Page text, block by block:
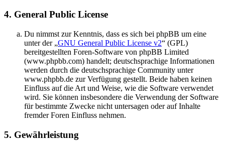
4. General Public License
Du nimmst zur Kenntnis, dass es sich bei phpBB um eine
unter der „GNU General Public License v2“ (GPL)
bereitgestellten Foren-Software von phpBB Limited
(www.phpbb.com) handelt; deutschsprachige Informationen
werden durch die deutschsprachige Community unter
www.phpbb.de zur Verfügung gestellt. Beide haben keinen
Einfluss auf die Art und Weise, wie die Software verwendet
wird. Sie können insbesondere die Verwendung der Software
für bestimmte Zwecke nicht untersagen oder auf Inhalte
fremder Foren Einfluss nehmen.
5. Gewährleistung